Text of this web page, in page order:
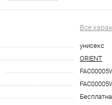
Все
унисекс
ORIENT